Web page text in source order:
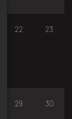
22 23
29 30